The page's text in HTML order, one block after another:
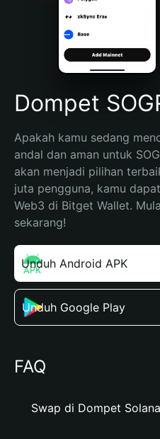
Português (Brasil)
Español (Argentina)
Dompet
Apakah kamu sedang
andal dan aman untuk
akan menjadi pilihan
juta pengguna, kamu
Web3 di Bitget Wallet.
sekarang!
Unduh Android APK
Unduh Google Play
FAQ
Swap di Dompet Solana